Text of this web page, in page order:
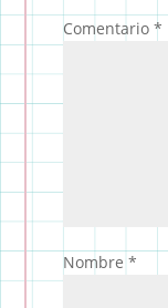
Comentario *
Nombre *